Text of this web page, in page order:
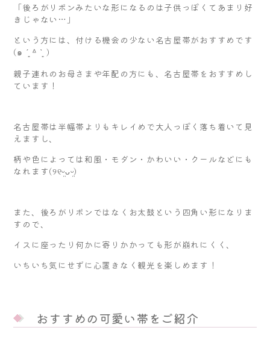
「後ろがリボンみたいな形になるのは子供っぽくてあまり好
きじゃない…」
という方には、付ける機会の少ない名古屋帯がおすすめです
(๑ ˊ͈ ᐞ ˋ͈ )
親子連れのお母さまや年配の方にも、名古屋帯をおすすめし
ています！
名古屋帯は半幅帯よりもキレイめで大人っぽく落ち着いて見
えますし、
柄や色によっては和風・モダン・かわいい・クールなどにも
なれます(୨୧ᵕ̤ᴗᵕ̤)
また、後ろがリボンではなくお太鼓という四角い形になりま
すので、
イスに座ったり何かに寄りかかっても形が崩れにくく、
いちいち気にせずに心置きなく観光を楽しめます！
おすすめの可愛い帯をご紹介